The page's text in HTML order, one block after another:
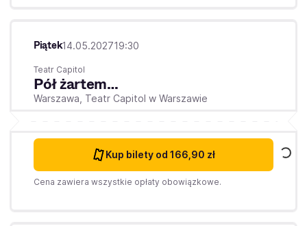
Piątek14.05.202719:30
Teatr Capitol
Pół żartem…
Warszawa, Teatr Capitol w Warszawie
Kup bilety od 166,90 zł
Cena zawiera wszystkie opłaty obowiązkowe.